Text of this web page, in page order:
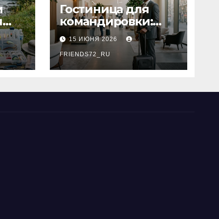
Гостиница для
командировки:
основные
критерии выбора
15 ИЮНЯ 2026
FRIENDS72_RU